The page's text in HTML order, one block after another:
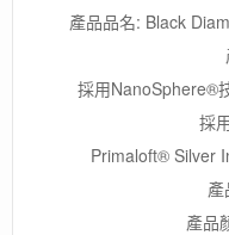
產品品名: Black
採用NanoSphere®
採
Primaloft® Silver
產
產品